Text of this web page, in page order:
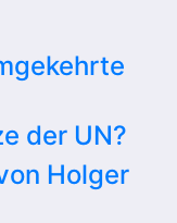
der UN?
Holger